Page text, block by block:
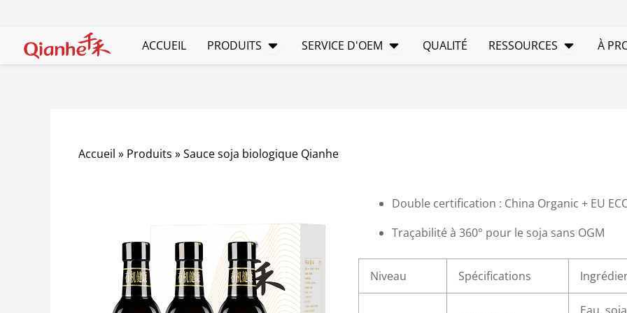
contenu
ACCUEIL PRODUITS Ouvrir PRODUITS
SERVICE D'OEM Service OEM ouvert
QUALITÉ RESSOURCES À
Accueil » Produits »Sauce soja biologique Qianhe
Double certification : China Organic + EU
Traçabilité à 360° pour le soja sans OGM
Niveau Spécifications